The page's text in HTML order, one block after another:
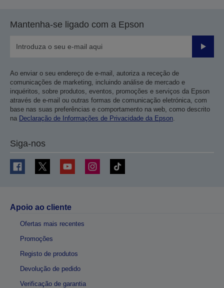
Mantenha-se ligado com a Epson
Enviar
Ao enviar o seu endereço de e-mail, autoriza a receção de
comunicações de marketing, incluindo análise de mercado e
inquéritos, sobre produtos, eventos, promoções e serviços da Epson
através de e-mail ou outras formas de comunicação eletrónica, com
base nas suas preferências e comportamento na web, como descrito
na Declaração de Informações de Privacidade da Epson.
Siga-nos
Apoio ao cliente
Ofertas mais recentes
Promoções
Registo de produtos
Devolução de pedido
Verificação de garantia